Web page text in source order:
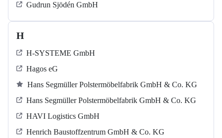
Gudrun Sjödén GmbH
H
H-SYSTEME GmbH
Hagos eG
Hans Segmüller Polstermöbelfabrik GmbH & Co. KG
Hans Segmüller Polstermöbelfabrik GmbH & Co. KG
HAVI Logistics GmbH
Henrich Baustoffzentrum GmbH & Co. KG